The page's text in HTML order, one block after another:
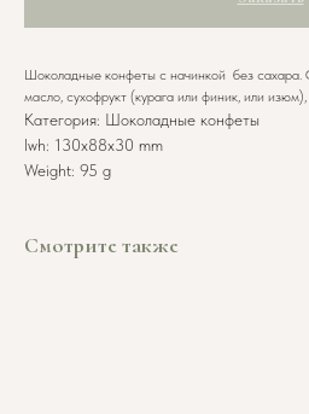
Шоколадные конфеты с начинкой без сахара.
масло, сухофрукт (курага или финик, или
Категория: Шоколадные конфеты
lwh: 130x88x30 mm
Weight: 95 g
Смотрите также